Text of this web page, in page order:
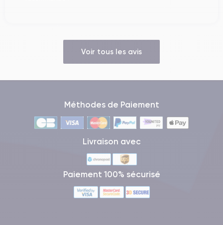
Voir tous les avis
Méthodes de Paiement
Livraison avec
Paiement 100% sécurisé